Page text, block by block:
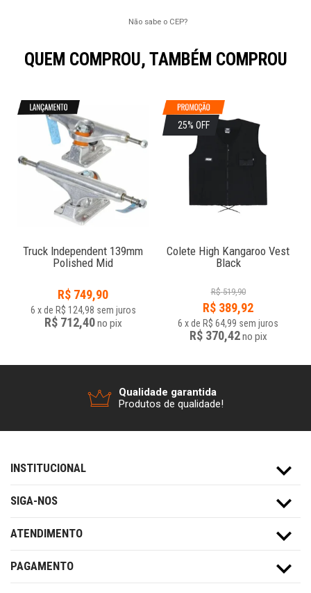
Não sabe o CEP?
QUEM COMPROU, TAMBÉM COMPROU
Truck Independent 139mm
Polished Mid
R$ 749,90
6 x de R$ 124,98 sem juros
R$ 712,40no pix
25% OFF
Colete High Kangaroo Vest
Black
R$ 519,90
R$ 389,92
6 xde R$ 64,99 sem juros
R$ 370,42no pix
Qualidade garantida
Produtos de qualidade!
INSTITUCIONAL
SIGA-NOS
ATENDIMENTO
PAGAMENTO